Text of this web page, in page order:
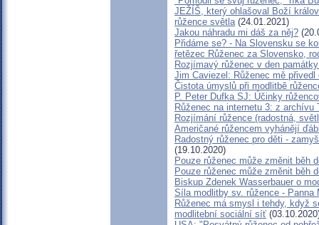
JEŽÍŠ, který ohlašoval Boží
růžence světla(24.01.2021)
Jakou náhradu mi dáš za něj?
Přidáme se? - Na Slovensku se
řetězec Růženec za Slovensko,
Rozjímavý růženec v den
Jim Caviezel: Růženec mě přivedl
Čistota úmyslů při modlitbě
P. Peter Dufka SJ: Účinky
Růženec na internetu 3: z archívu
Rozjímání růžence (radostná,
Američané růžencem vyhánějí
Radostný růženec pro děti -
(19.10.2020)
Pouze růženec může změnit běh
Pouze růženec může změnit běh
Biskup Zdenek Wasserbauer o
Síla modlitby sv. růžence - Panna
Růženec má smysl i tehdy, když
modlitební sociální síť